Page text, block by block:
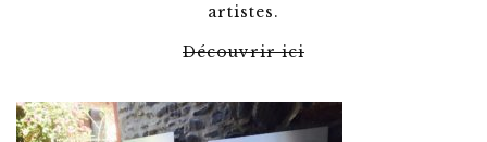
artistes.
Découvrir ici